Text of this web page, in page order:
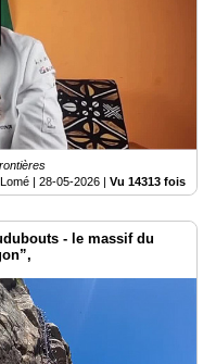
Lomé | 28-05-2026 | Vu 14313 fois
- le massif du